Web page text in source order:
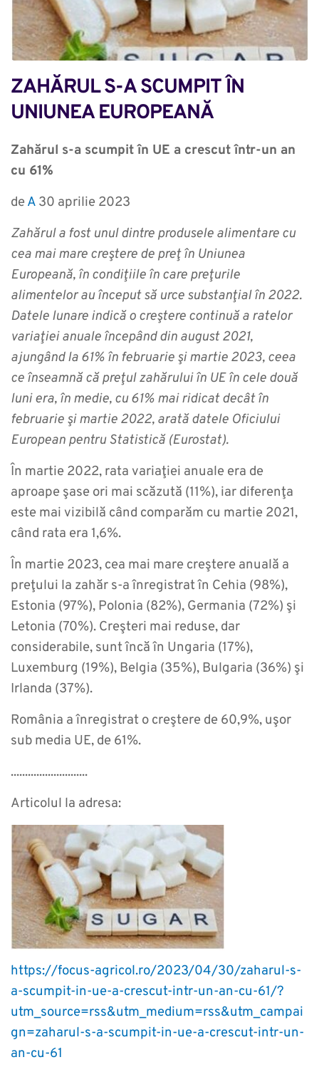
ZAHĂRUL S-A SCUMPIT ÎN
UNIUNEA EUROPEANĂ
Zahărul s-a scumpit în UE a crescut într-un an
cu 61%
de A 30 aprilie 2023
Zahărul a fost unul dintre produsele alimentare cu
cea mai mare creştere de preţ în Uniunea
Europeană, în condiţiile în care preţurile
alimentelor au început să urce substanţial în 2022.
Datele lunare indică o creştere continuă a ratelor
variaţiei anuale începând din august 2021,
ajungând la 61% în februarie şi martie 2023, ceea
ce înseamnă că preţul zahărului în UE în cele două
luni era, în medie, cu 61% mai ridicat decât în
februarie şi martie 2022, arată datele Oficiului
European pentru Statistică (Eurostat).
În martie 2022, rata variaţiei anuale era de
aproape şase ori mai scăzută (11%), iar diferenţa
este mai vizibilă când comparăm cu martie 2021,
când rata era 1,6%.
În martie 2023, cea mai mare creştere anuală a
preţului la zahăr s-a înregistrat în Cehia (98%),
Estonia (97%), Polonia (82%), Germania (72%) şi
Letonia (70%). Creşteri mai reduse, dar
considerabile, sunt încă în Ungaria (17%),
Luxemburg (19%), Belgia (35%), Bulgaria (36%) şi
Irlanda (37%).
România a înregistrat o creştere de 60,9%, uşor
sub media UE, de 61%.
...........................
Articolul la adresa:
https://focus-agricol.ro/2023/04/30/zaharul-s-
a-scumpit-in-ue-a-crescut-intr-un-an-cu-61/?
utm_source=rss&utm_medium=rss&utm_campai
gn=zaharul-s-a-scumpit-in-ue-a-crescut-intr-un-
an-cu-61